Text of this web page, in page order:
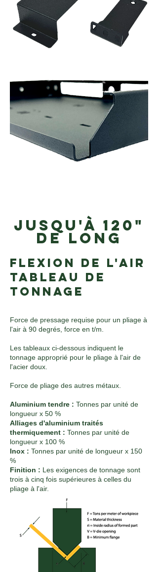
jusqu'à 120"
de LONG
FLEXION DE L'AIR
TABLEAU DE
TONNAGE
Force de pressage requise pour un pliage à
l'air à 90 degrés, force en t/m.
Les tableaux ci-dessous indiquent le
tonnage approprié pour le pliage à l'air de
l'acier doux.
Force de pliage des autres métaux.
Aluminium tendre : Tonnes par unité de
longueur x 50 %
Alliages d'aluminium traités
thermiquement : Tonnes par unité de
longueur x 100 %
Inox : Tonnes par unité de longueur x 150
%
Finition : Les exigences de tonnage sont
trois à cinq fois supérieures à celles du
pliage à l'air.